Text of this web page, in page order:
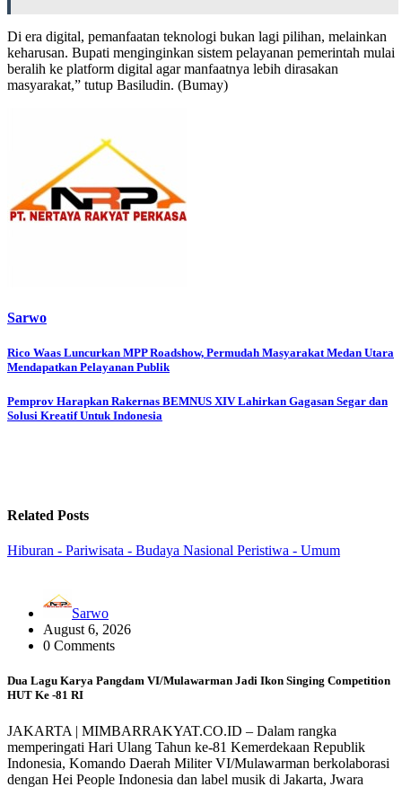
Di era digital, pemanfaatan teknologi bukan lagi pilihan, melainkan
keharusan. Bupati menginginkan sistem pelayanan pemerintah mulai
beralih ke platform digital agar manfaatnya lebih dirasakan
masyarakat,” tutup Basiludin. (Bumay)
Sarwo
Post
navigation
Rico Waas Luncurkan MPP Roadshow, Permudah Masyarakat Medan Utara
Mendapatkan Pelayanan Publik
Pemprov Harapkan Rakernas BEMNUS XIV Lahirkan Gagasan Segar dan
Solusi Kreatif Untuk Indonesia
Related Posts
Hiburan - Pariwisata - Budaya Nasional Peristiwa - Umum
Sarwo
August 6, 2026
0 Comments
Dua Lagu Karya Pangdam VI/Mulawarman Jadi Ikon Singing Competition
HUT Ke -81 RI
JAKARTA | MIMBARRAKYAT.CO.ID – Dalam rangka
memperingati Hari Ulang Tahun ke-81 Kemerdekaan Republik
Indonesia, Komando Daerah Militer VI/Mulawarman berkolaborasi
dengan Hei People Indonesia dan label musik di Jakarta, Jwara